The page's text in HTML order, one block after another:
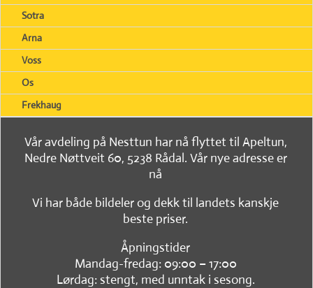
Sotra
Arna
Voss
Os
Frekhaug
Vår avdeling på Nesttun har nå flyttet til Apeltun,
Nedre Nøttveit 60, 5238 Rådal. Vår nye adresse er
nå
Vi har både bildeler og dekk til landets kanskje
beste priser.
Åpningstider
Mandag-fredag: 09:00 – 17:00
Lørdag: stengt, med unntak i sesong.